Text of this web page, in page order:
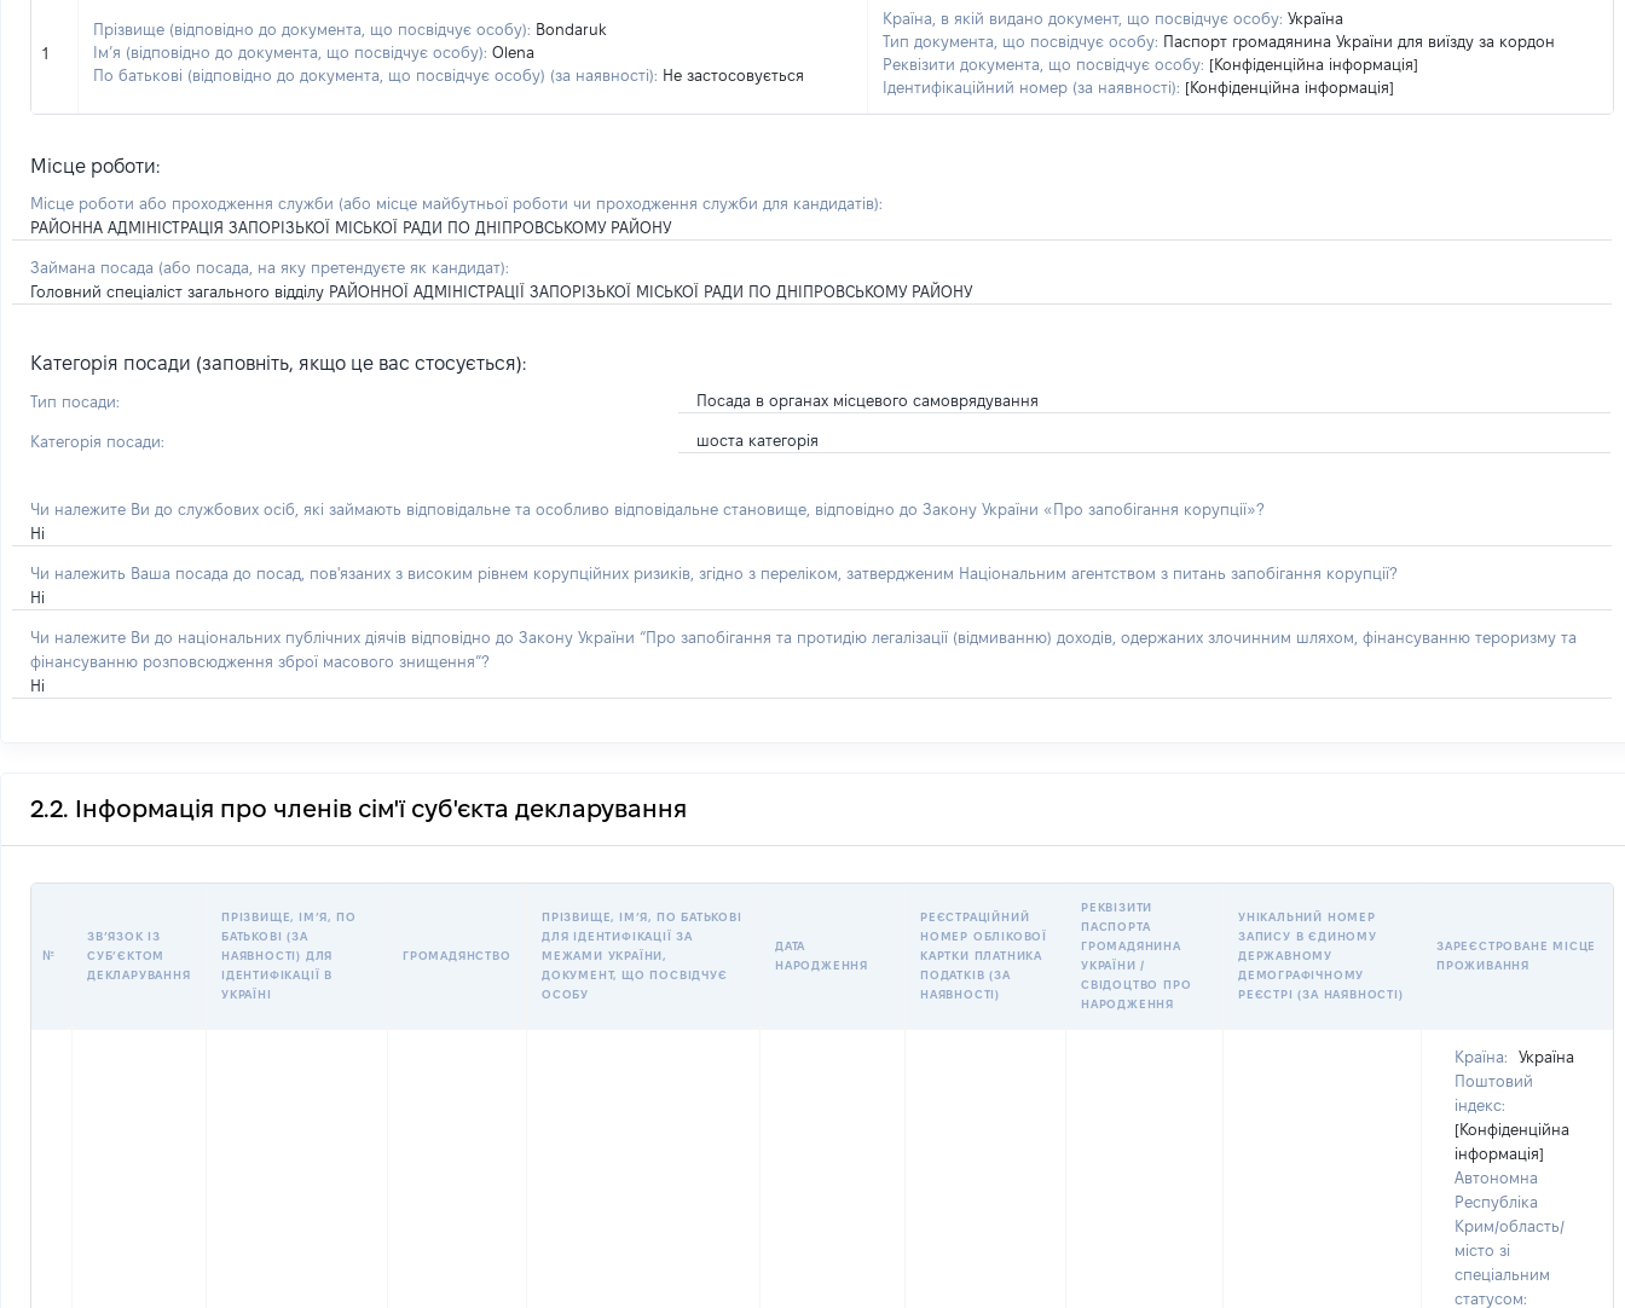
1
Прізвище (відповідно до документа, що посвідчує особу): Bondaruk
Ім’я (відповідно до документа, що посвідчує особу): Olena
По батькові (відповідно до документа, що посвідчує особу) (за наявності): Не застосовується
Країна, в якій видано документ, що посвідчує особу: Україна
Тип документа, що посвідчує особу: Паспорт громадянина України для виїзду за кордон
Реквізити документа, що посвідчує особу: [Конфіденційна інформація]
Ідентифікаційний номер (за наявності): [Конфіденційна інформація]
Місце роботи:
Місце роботи або проходження служби (або місце майбутньої роботи чи проходження служби для кандидатів):
РАЙОННА АДМІНІСТРАЦІЯ ЗАПОРІЗЬКОЇ МІСЬКОЇ РАДИ ПО ДНІПРОВСЬКОМУ РАЙОНУ
Займана посада (або посада, на яку претендуєте як кандидат):
Головний спеціаліст загального відділу РАЙОННОЇ АДМІНІСТРАЦІЇ ЗАПОРІЗЬКОЇ МІСЬКОЇ РАДИ ПО ДНІПРОВСЬКОМУ РАЙОНУ
Категорія посади (заповніть, якщо це вас стосується):
Тип посади: Посада в органах місцевого самоврядування
Категорія посади: шоста категорія
Чи належите Ви до службових осіб, які займають відповідальне та особливо відповідальне становище, відповідно до Закону України «Про запобігання корупції»?
Ні
Чи належить Ваша посада до посад, пов'язаних з високим рівнем корупційних ризиків, згідно з переліком, затвердженим Національним агентством з питань запобігання корупції?
Ні
Чи належите Ви до національних публічних діячів відповідно до Закону України “Про запобігання та протидію легалізації (відмиванню) доходів, одержаних злочинним шляхом, фінансуванню тероризму та
фінансуванню розповсюдження зброї масового знищення”?
Ні
2.2. Інформація про членів сім'ї суб'єкта декларування
№
ЗВʼЯЗОК ІЗ
СУБʼЄКТОМ
ДЕКЛАРУВАННЯ
ПРІЗВИЩЕ, ІМʼЯ, ПО
БАТЬКОВІ (ЗА
НАЯВНОСТІ) ДЛЯ
ІДЕНТИФІКАЦІЇ В
УКРАЇНІ
ГРОМАДЯНСТВО
ПРІЗВИЩЕ, ІМʼЯ, ПО БАТЬКОВІ
ДЛЯ ІДЕНТИФІКАЦІЇ ЗА
МЕЖАМИ УКРАЇНИ,
ДОКУМЕНТ, ЩО ПОСВІДЧУЄ
ОСОБУ
ДАТА
НАРОДЖЕННЯ
РЕЄСТРАЦІЙНИЙ
НОМЕР ОБЛІКОВОЇ
КАРТКИ ПЛАТНИКА
ПОДАТКІВ (ЗА
НАЯВНОСТІ)
РЕКВІЗИТИ
ПАСПОРТА
ГРОМАДЯНИНА
УКРАЇНИ /
СВІДОЦТВО ПРО
НАРОДЖЕННЯ
УНІКАЛЬНИЙ НОМЕР
ЗАПИСУ В ЄДИНОМУ
ДЕРЖАВНОМУ
ДЕМОГРАФІЧНОМУ
РЕЄСТРІ (ЗА НАЯВНОСТІ)
ЗАРЕЄСТРОВАНЕ МІСЦЕ
ПРОЖИВАННЯ
Країна:
Україна
Поштовий
індекс:
[Конфіденційна
інформація]
Автономна
Республіка
Крим/область/
місто зі
спеціальним
статусом: